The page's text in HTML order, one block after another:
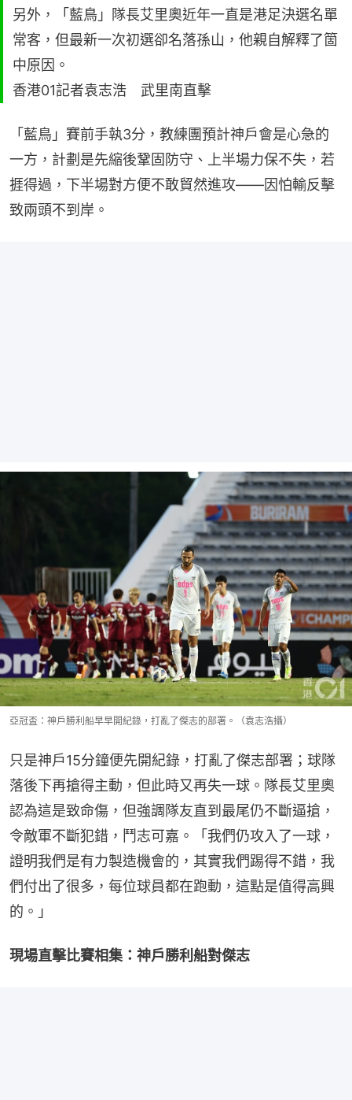
另外，「藍鳥」隊長艾里奧近年一直是港足決選名單
常客，但最新一次初選卻名落孫山，他親自解釋了箇
中原因。
香港01記者袁志浩 武里南直擊
「藍鳥」賽前手執3分，教練團預計神戶會是心急的
一方，計劃是先縮後鞏固防守、上半場力保不失，若
捱得過，下半場對方便不敢貿然進攻——因怕輸反擊
致兩頭不到岸。
亞冠盃：神戶勝利船早早開紀錄，打亂了傑志的部署。（袁志浩攝）
只是神戶15分鐘便先開紀錄，打亂了傑志部署；球隊
落後下再搶得主動，但此時又再失一球。隊長艾里奧
認為這是致命傷，但強調隊友直到最尾仍不斷逼搶，
令敵軍不斷犯錯，鬥志可嘉。「我們仍攻入了一球，
證明我們是有力製造機會的，其實我們踢得不錯，我
們付出了很多，每位球員都在跑動，這點是值得高興
的。」
現場直擊比賽相集：神戶勝利船對傑志